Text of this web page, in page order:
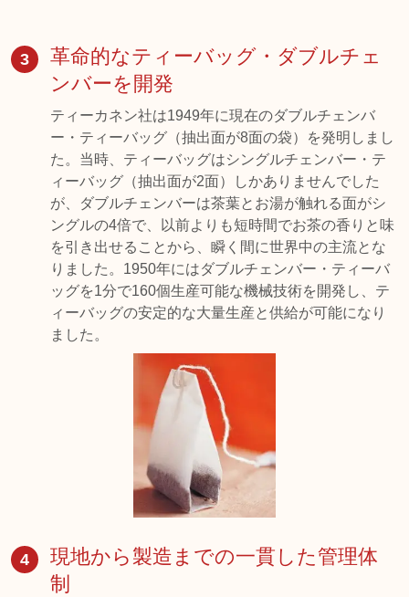
3
革命的なティーバッグ・ダブルチェ
ンバーを開発
ティーカネン社は1949年に現在のダブルチェンバ
ー・ティーバッグ（抽出面が8面の袋）を発明しまし
た。当時、ティーバッグはシングルチェンバー・テ
ィーバッグ（抽出面が2面）しかありませんでした
が、ダブルチェンバーは茶葉とお湯が触れる面がシ
ングルの4倍で、以前よりも短時間でお茶の香りと味
を引き出せることから、瞬く間に世界中の主流とな
りました。1950年にはダブルチェンバー・ティーバ
ッグを1分で160個生産可能な機械技術を開発し、テ
ィーバッグの安定的な大量生産と供給が可能になり
ました。
4
現地から製造までの一貫した管理体
制